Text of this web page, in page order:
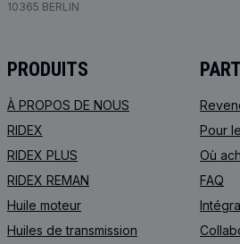
10365 BERLIN
PRODUITS
À PROPOS DE NOUS
RIDEX
RIDEX PLUS
RIDEX REMAN
Huile moteur
Huiles de transmission
Pour
Où
FAQ